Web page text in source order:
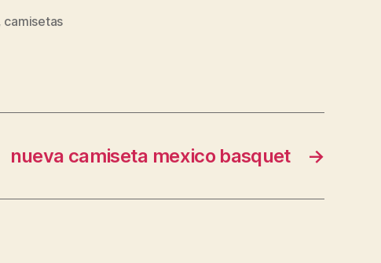
camisetas
→
nueva camiseta mexico basquet